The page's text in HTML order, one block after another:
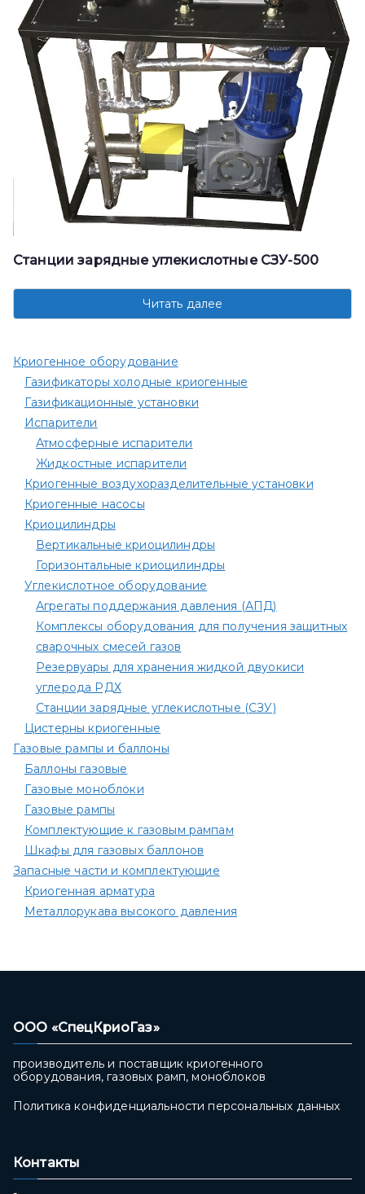
Станции зарядные углекислотные СЗУ-500
Читать далее
Криогенное оборудование
Газификаторы холодные криогенные
Газификационные установки
Испарители
Атмосферные испарители
Жидкостные испарители
Криогенные воздухоразделительные установки
Криогенные насосы
Криоцилиндры
Вертикальные криоцилиндры
Горизонтальные криоцилиндры
Углекислотное оборудование
Агрегаты поддержания давления (АПД)
Комплексы оборудования для получения защитных
сварочных смесей газов
Резервуары для хранения жидкой двуокиси
углерода РДХ
Станции зарядные углекислотные (СЗУ)
Цистерны криогенные
Газовые рампы и баллоны
Баллоны газовые
Газовые моноблоки
Газовые рампы
Комплектующие к газовым рампам​
Шкафы для газовых баллонов
Запасные части и комплектующие
Криогенная арматура
Металлорукава высокого давления
ООО «СпецКриоГаз»
производитель и поставщик криогенного
оборудования, газовых рамп, моноблоков
Политика конфиденциальности персональных данных
Контакты